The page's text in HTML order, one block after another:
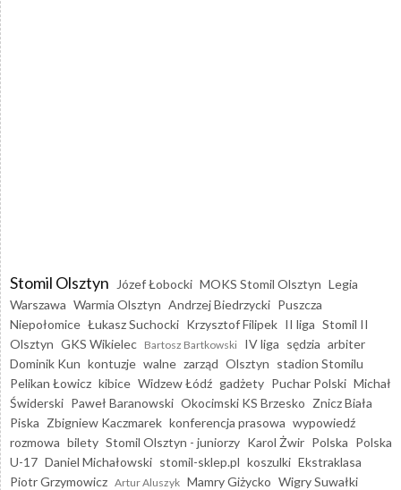
Stomil Olsztyn Józef Łobocki MOKS Stomil Olsztyn Legia
Warszawa Warmia Olsztyn Andrzej Biedrzycki Puszcza
Niepołomice Łukasz Suchocki Krzysztof Filipek II liga Stomil II
Olsztyn GKS Wikielec Bartosz Bartkowski IV liga sędzia arbiter
Dominik Kun kontuzje walne zarząd Olsztyn stadion Stomilu
Pelikan Łowicz kibice Widzew Łódź gadżety Puchar Polski Michał
Świderski Paweł Baranowski Okocimski KS Brzesko Znicz Biała
Piska Zbigniew Kaczmarek konferencja prasowa wypowiedź
rozmowa bilety Stomil Olsztyn - juniorzy Karol Żwir Polska Polska
U-17 Daniel Michałowski stomil-sklep.pl koszulki Ekstraklasa
Piotr Grzymowicz Artur Aluszyk Mamry Giżycko Wigry Suwałki